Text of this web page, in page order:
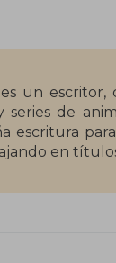
un
series de
escritura
en
destacadas
del cómic